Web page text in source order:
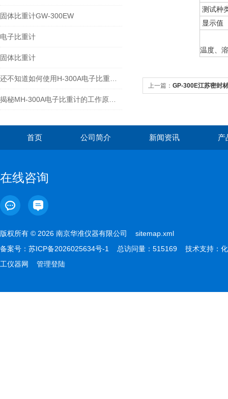
固体比重计GW-300EW
电子比重计
固体比重计
测试种
显示值
温度、
上一篇： GP-300E江苏密封
首页 公司简介 新闻资讯 产
在线咨询
版权所有 © 2026 南京华准仪器有限公司 sitemap.xml
备案号： 苏ICP备2026025634号-1 总访问量：515169 技术支持： 化
工仪器网
管理登陆